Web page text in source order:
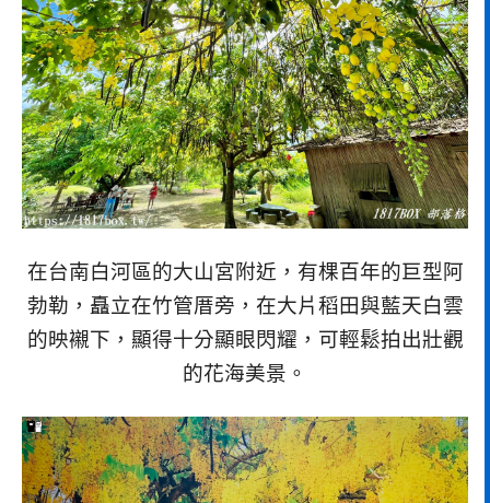
在台南白河區的大山宮附近，有棵百年的巨型阿
勃勒，矗立在竹管厝旁，在大片稻田與藍天白雲
的映襯下，顯得十分顯眼閃耀，可輕鬆拍出壯觀
的花海美景。